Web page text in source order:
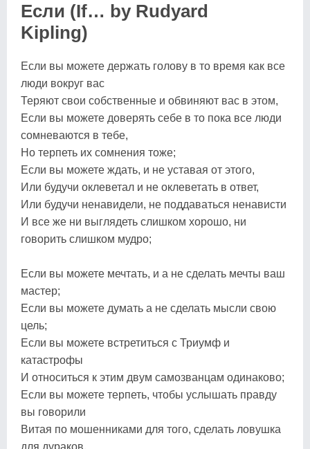
Если (If… by Rudyard
Kipling)
Если вы можете держать голову в то время как все
люди вокруг вас
Теряют свои собственные и обвиняют вас в этом,
Если вы можете доверять себе в то пока все люди
сомневаются в тебе,
Но терпеть их сомнения тоже;
Если вы можете ждать, и не уставая от этого,
Или будучи оклеветал и не оклеветать в ответ,
Или будучи ненавидели, не поддаваться ненависти
И все же ни выглядеть слишком хорошо, ни
говорить слишком мудро;
Если вы можете мечтать, и а не сделать мечты ваш
мастер;
Если вы можете думать а не сделать мысли свою
цель;
Если вы можете встретиться с Триумф и
катастрофы
И относиться к этим двум самозванцам одинаково;
Если вы можете терпеть, чтобы услышать правду
вы говорили
Витая по мошенниками для того, сделать ловушка
для дураков,